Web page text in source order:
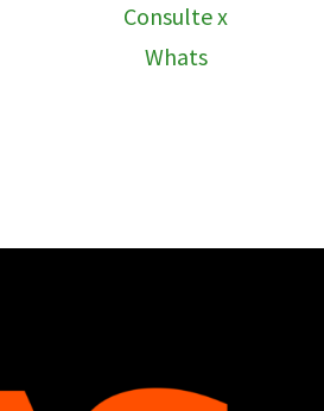
Consulte x
Whats